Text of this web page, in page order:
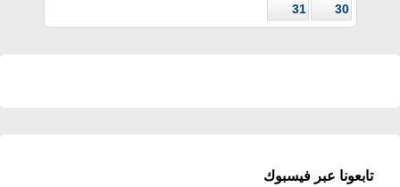
30
31
تابعونا عبر فيسبوك